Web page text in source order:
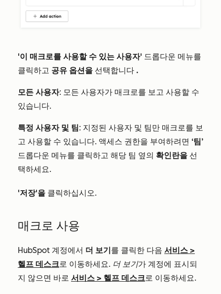
'이 매크로를 사용할 수 있는 사용자' 드롭다운 메뉴를
클릭하고 공유 옵션을 선택합니다 .
모든 사용자: 모든 사용자가 매크로를 보고 사용할 수
있습니다.
특정 사용자 및 팀: 지정된 사용자 및 팀만 매크로를 보
고 사용할 수 있습니다. 액세스 권한을 부여하려면 ‘팀’
드롭다운 메뉴를 클릭하고 해당 팀 옆의 확인란을 선
택하세요.
'저장'을 클릭하십시오.
매크로 사용
HubSpot 계정에서 더 보기를 클릭한 다음 서비스 >
헬프 데스크로 이동하세요. 더 보기가 계정에 표시되
지 않으면 바로 서비스 > 헬프 데스크로 이동하세요.